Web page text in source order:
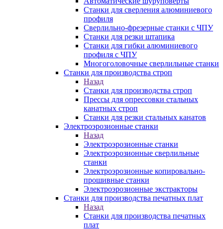
Станки для сверления алюминиевого
профиля
Сверлильно-фрезерные станки с ЧПУ
Станки для резки штапика
Станки для гибки алюминиевого
профиля с ЧПУ
Многоголовочные сверлильные станки
Станки для производства строп
Назад
Станки для производства строп
Прессы для опрессовки стальных
канатных строп
Станки для резки стальных канатов
Электроэрозионные станки
Назад
Электроэрозионные станки
Электроэрозионные сверлильные
станки
Электроэрозионные копировально-
прошивные станки
Электроэрозионные экстракторы
Станки для производства печатных плат
Назад
Станки для производства печатных
плат